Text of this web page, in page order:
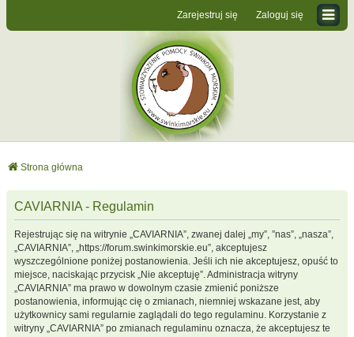
Zaloguj się
Zarejestruj się
Strona główna
CAVIARNIA - Regulamin
Rejestrując się na witrynie „CAVIARNIA”, zwanej dalej „my”, ”nas”, „nasza”,
„CAVIARNIA”, „https://forum.swinkimorskie.eu”, akceptujesz
wyszczególnione poniżej postanowienia. Jeśli ich nie akceptujesz, opuść to
miejsce, naciskając przycisk „Nie akceptuję”. Administracja witryny
„CAVIARNIA” ma prawo w dowolnym czasie zmienić poniższe
postanowienia, informując cię o zmianach, niemniej wskazane jest, aby
użytkownicy sami regularnie zaglądali do tego regulaminu. Korzystanie z
witryny „CAVIARNIA” po zmianach regulaminu oznacza, że akceptujesz te